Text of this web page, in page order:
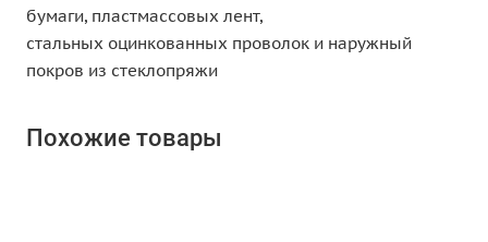
бумаги, пластмассовых лент,
стальных оцинкованных проволок и наружный
покров из стеклопряжи
Похожие товары